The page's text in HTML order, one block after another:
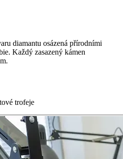
diamantu osázená přírodními
Každý zasazený kámen
trofeje